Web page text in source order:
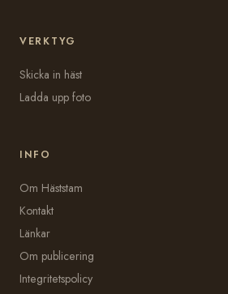
VERKTYG
Skicka in häst
Ladda upp foto
INFO
Om Häststam
Kontakt
Länkar
Om publicering
Integritetspolicy